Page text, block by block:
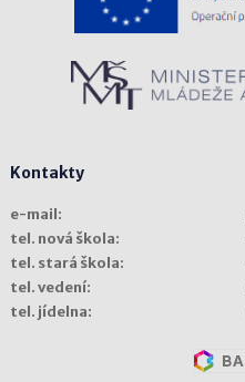
Kontakty
e-mail:
tel. nová škola:
tel. stará škola:
tel. vedení:
tel. jídelna: